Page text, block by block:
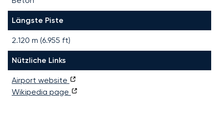
Längste Piste
2.120 m (6.955 ft)
Nützliche Links
Airport website
Wikipedia page